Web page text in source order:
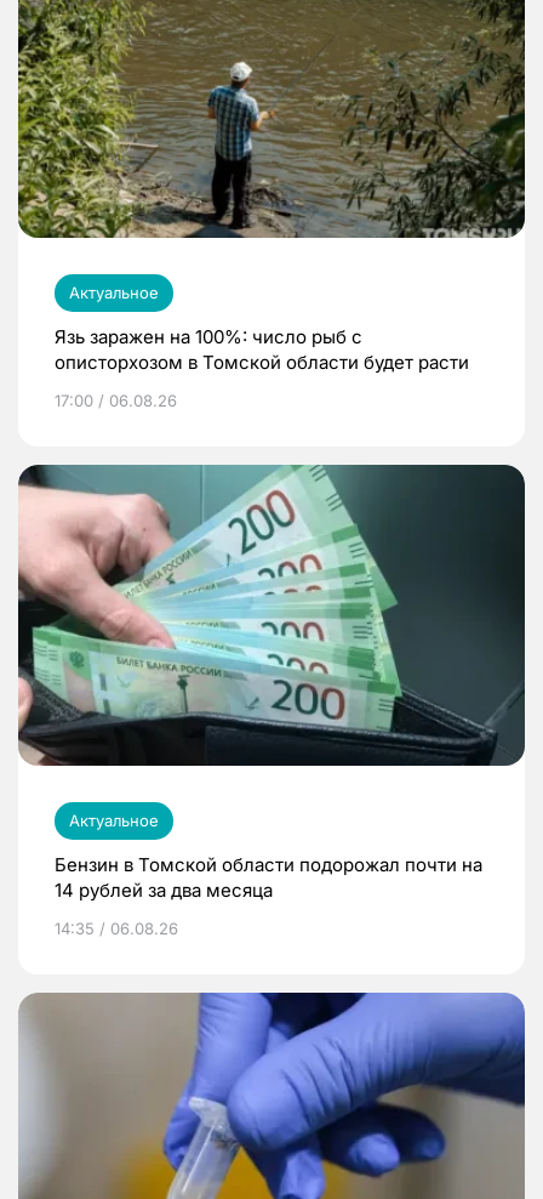
Актуальное
Язь заражен на 100%: число рыб с
описторхозом в Томской области будет расти
17:00 / 06.08.26
Актуальное
Бензин в Томской области подорожал почти на
14 рублей за два месяца
14:35 / 06.08.26